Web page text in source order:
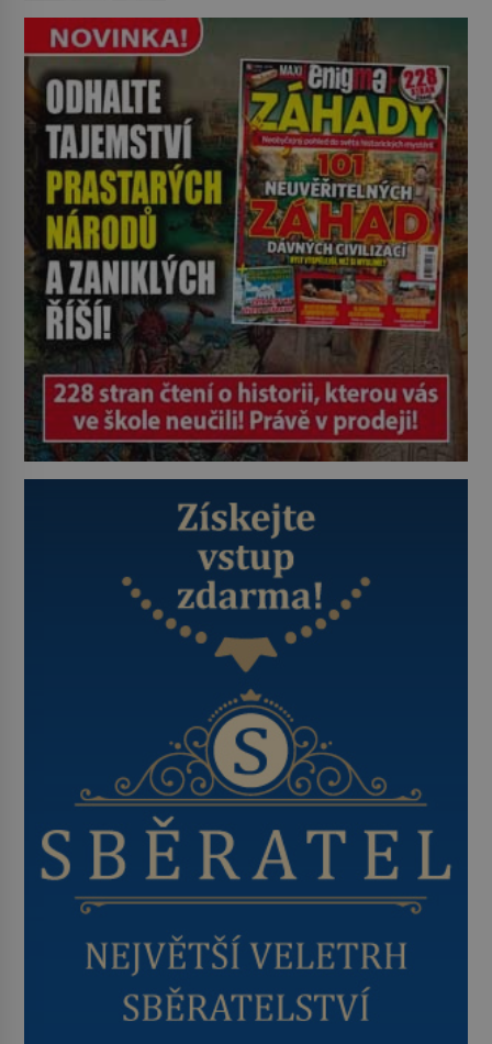
jejich oči se setkají. Místo soucitu
však přichází gesto, které
nebožačku posílá rovnou do
plynové komory. Jména jako Rudolf
Höss (1901–1947), Josef Mengele
(1911–1979) či Heinrich Himmler
(1900–1945) zná každý, o koho se
historie jen otřela. Jenže […]